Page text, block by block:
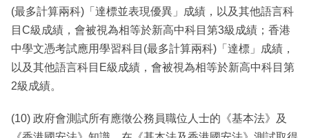
(最多計算兩科)「達標並表現優異」成績，以及其他語言科
目C級成績，會被視為相等於新高中科目第3級成績；香港
中學文憑考試應用學習科目(最多計算兩科)「達標」成績，
以及其他語言科目E級成績，會被視為相等於新高中科目第
2級成績。
(10) 政府會測試所有應徵公務員職位人士的《基本法》及